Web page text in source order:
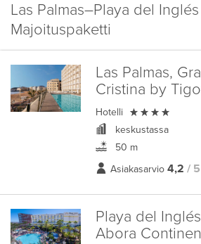
Las Palmas–Playa del
Majoituspaketti
Las Palmas,
Cristina by
Hotelli 
keskustassa
50 m
Asiakasarvio 4,2 / 5
Playa del
Abora